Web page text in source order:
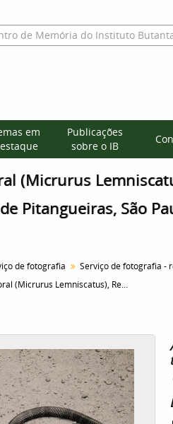
em
Publicações
sobre o IB
(Micrurus
Pitangueiras, São
de fotografia
Cobra coral (Micrurus Lemniscatus), Remetente: Francisco Cofolchi, de Pitangueiras, São Paulo. O exemplar maior mede 1m40